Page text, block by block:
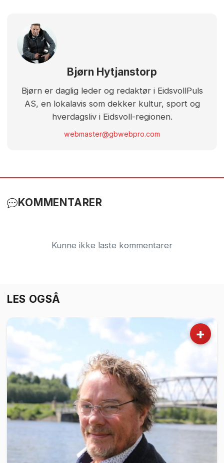
Bjørn Hytjanstorp
Bjørn er daglig leder og redaktør i EidsvollPuls
AS, en lokalavis som dekker kultur, sport og
hverdagsliv i Eidsvoll-regionen.
webmaster@gbwebpro.com
KOMMENTARER
Kunne ikke laste kommentarer
LES OGSÅ
+